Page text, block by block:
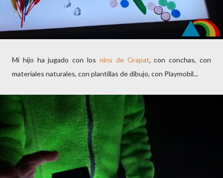
Mi hijo ha jugado con los nins de Grapat, con conchas, con
materiales naturales, con plantillas de dibujo, con Playmobil...